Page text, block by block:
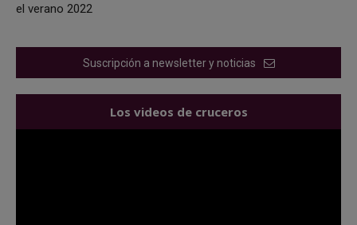
el verano 2022
Suscripción a newsletter y noticias
Los videos de cruceros